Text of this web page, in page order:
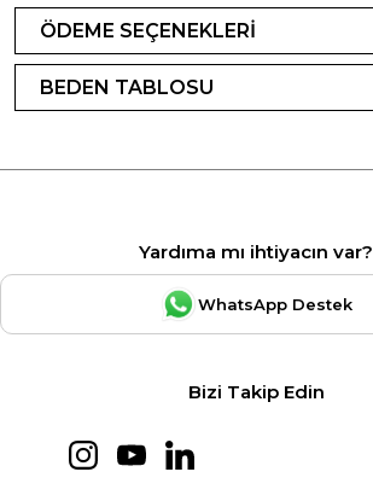
ÖDEME SEÇENEKLERİ
BEDEN TABLOSU
Yardıma mı ihtiyacın var?
WhatsApp Destek
Bizi Takip Edin